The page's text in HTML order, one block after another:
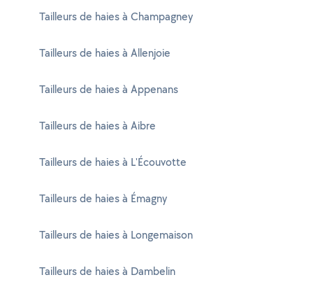
Tailleurs de haies à Champagney
Tailleurs de haies à Allenjoie
Tailleurs de haies à Appenans
Tailleurs de haies à Aibre
Tailleurs de haies à L'Écouvotte
Tailleurs de haies à Émagny
Tailleurs de haies à Longemaison
Tailleurs de haies à Dambelin